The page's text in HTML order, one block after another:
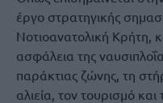
έργο στρατηγικής
Νοτιοανατολική Κρήτη,
ασφάλεια της
παράκτιας ζώνης, τη
αλιεία, τον τουρισμό